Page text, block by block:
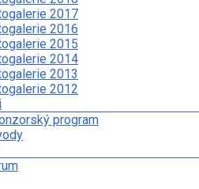
2017
2016
2015
2014
2013
2012
program